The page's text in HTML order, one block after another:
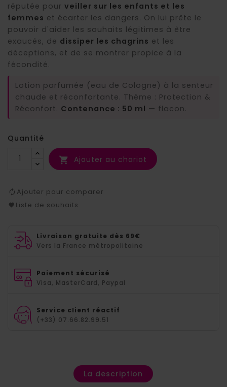
réputée pour veiller sur les enfants et les
femmes et écarter les dangers. On lui prête le
pouvoir d'aider les souhaits légitimes à être
exaucés, de dissiper les chagrins et les
déceptions, et de se montrer propice à la
fécondité.
Lotion parfumée (eau de Cologne) à la senteur
chaude et réconfortante. Thème : Protection &
Réconfort. Contenance : 50 ml — flacon.
Quantité
 Ajouter au chariot
Ajouter pour comparer
Liste de souhaits
Livraison gratuite dès 69€
Vers la France métropolitaine
Paiement sécurisé
Visa, MasterCard, Paypal
Service client réactif
(+33) 07.66.82.99.51
La description